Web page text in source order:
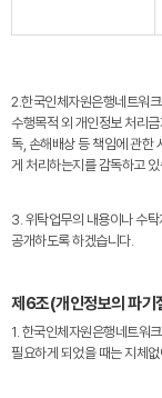
2.한국인체자원은행네트워크
수행목적 외 개인정보 처리
독, 손해배상 등 책임에 관한
게 처리하는지를 감독하고 있
3. 위탁업무의 내용이나 수
공개하도록 하겠습니다.
제6조(개인정보의 파기
1. 한국인체자원은행네트워
필요하게 되었을 때는 지체